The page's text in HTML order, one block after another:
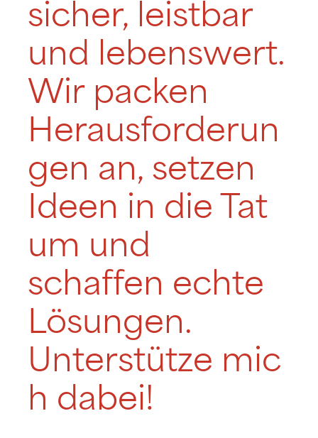
sicher, leistbar
und lebenswert.
Wir packen
Herausforderun
gen an, setzen
Ideen in die Tat
um und
schaffen echte
Lösungen.
Unterstütze mic
h dabei!